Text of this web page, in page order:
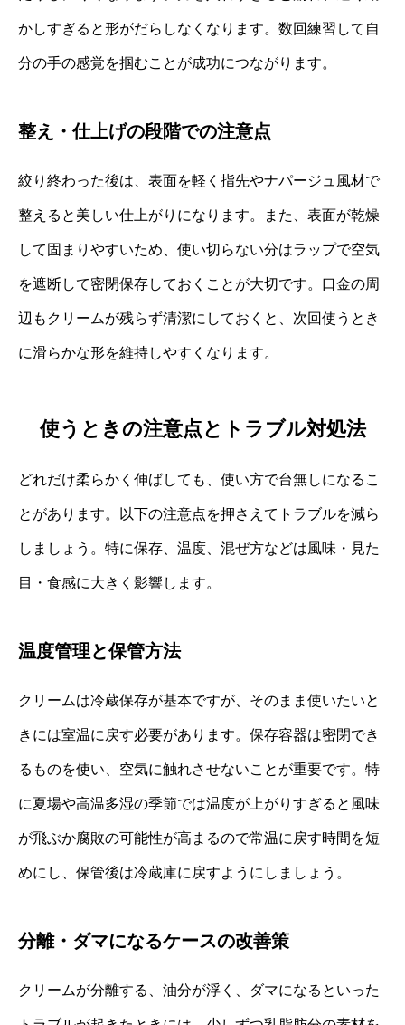
かしすぎると形がだらしなくなります。数回練習して自
分の手の感覚を掴むことが成功につながります。
整え・仕上げの段階での注意点
絞り終わった後は、表面を軽く指先やナパージュ風材で
整えると美しい仕上がりになります。また、表面が乾燥
して固まりやすいため、使い切らない分はラップで空気
を遮断して密閉保存しておくことが大切です。口金の周
辺もクリームが残らず清潔にしておくと、次回使うとき
に滑らかな形を維持しやすくなります。
使うときの注意点とトラブル対処法
どれだけ柔らかく伸ばしても、使い方で台無しになるこ
とがあります。以下の注意点を押さえてトラブルを減ら
しましょう。特に保存、温度、混ぜ方などは風味・見た
目・食感に大きく影響します。
温度管理と保管方法
クリームは冷蔵保存が基本ですが、そのまま使いたいと
きには室温に戻す必要があります。保存容器は密閉でき
るものを使い、空気に触れさせないことが重要です。特
に夏場や高温多湿の季節では温度が上がりすぎると風味
が飛ぶか腐敗の可能性が高まるので常温に戻す時間を短
めにし、保管後は冷蔵庫に戻すようにしましょう。
分離・ダマになるケースの改善策
クリームが分離する、油分が浮く、ダマになるといった